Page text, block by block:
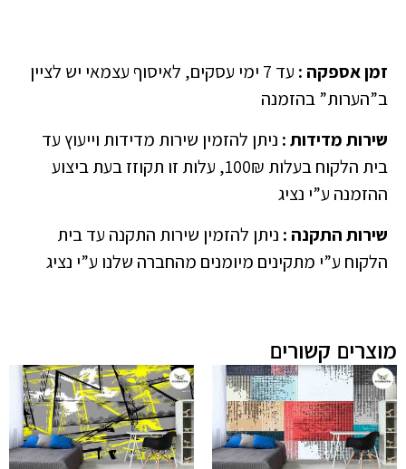
זמן אספקה :
עד 7 ימי עסקים, לאיסוף עצמאי יש לציין
ב”הערות” בהזמנה
שירות מדידות: ניתן להזמין שירות מדידות וייעוץ עד
בית הלקוח בעלות 100₪, עלות זו תקוזז בעת ביצוע
ההזמנה ע”י נציג
שירות התקנה : ניתן להזמין שירות התקנה עד בית
הלקוח ע”י מתקינים מיומנים מהחברה שלנו ע”י נציג
מוצרים קשורים